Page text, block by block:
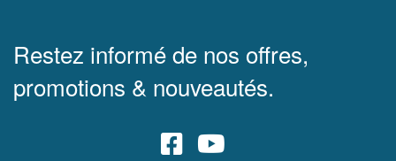
Restez informé de nos offres,
promotions & nouveautés.